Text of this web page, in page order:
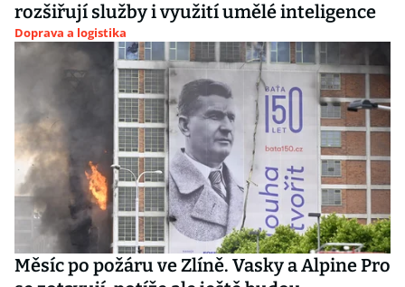
rozšiřují služby i využití umělé inteligence
Doprava a logistika
Měsíc po požáru ve Zlíně. Vasky a Alpine Pro